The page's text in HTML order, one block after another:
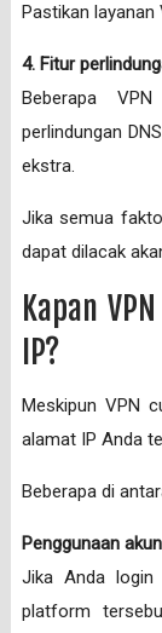
Pastikan layanan
4. Fitur
Beberapa
perlindungan
ekstra.
Jika semua
dapat dilacak
Kapan
IP?
Meskipun VPN
alamat IP Anda
Beberapa di
Penggunaan
Jika Anda
platform